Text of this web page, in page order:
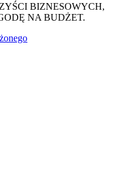
BIZNESOWYCH,
NA BUDŻET.